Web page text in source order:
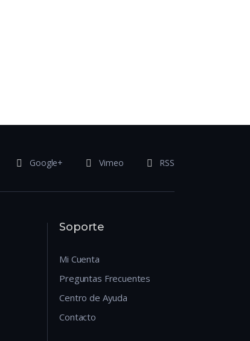
Google+ Vimeo RSS
Soporte
Mi Cuenta
Preguntas Frecuentes
Centro de Ayuda
Contacto